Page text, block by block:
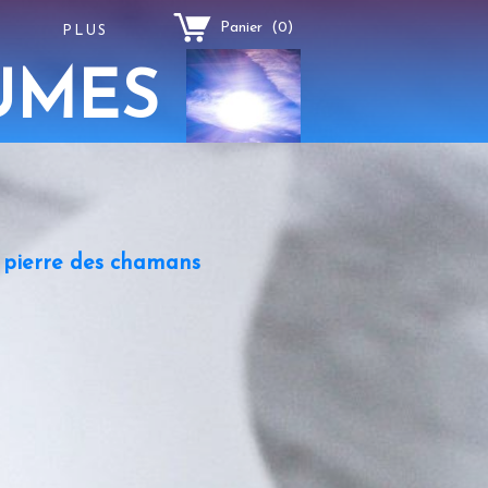
Panier (0)
PLUS
des chamans